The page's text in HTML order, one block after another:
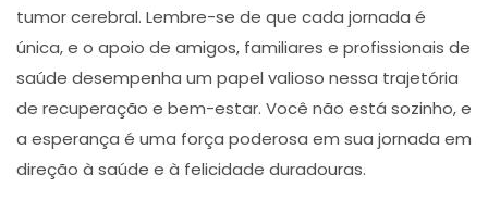
tumor cerebral. Lembre-se de que cada jornada é
única, e o apoio de amigos, familiares e profissionais de
saúde desempenha um papel valioso nessa trajetória
de recuperação e bem-estar. Você não está sozinho, e
a esperança é uma força poderosa em sua jornada em
direção à saúde e à felicidade duradouras.